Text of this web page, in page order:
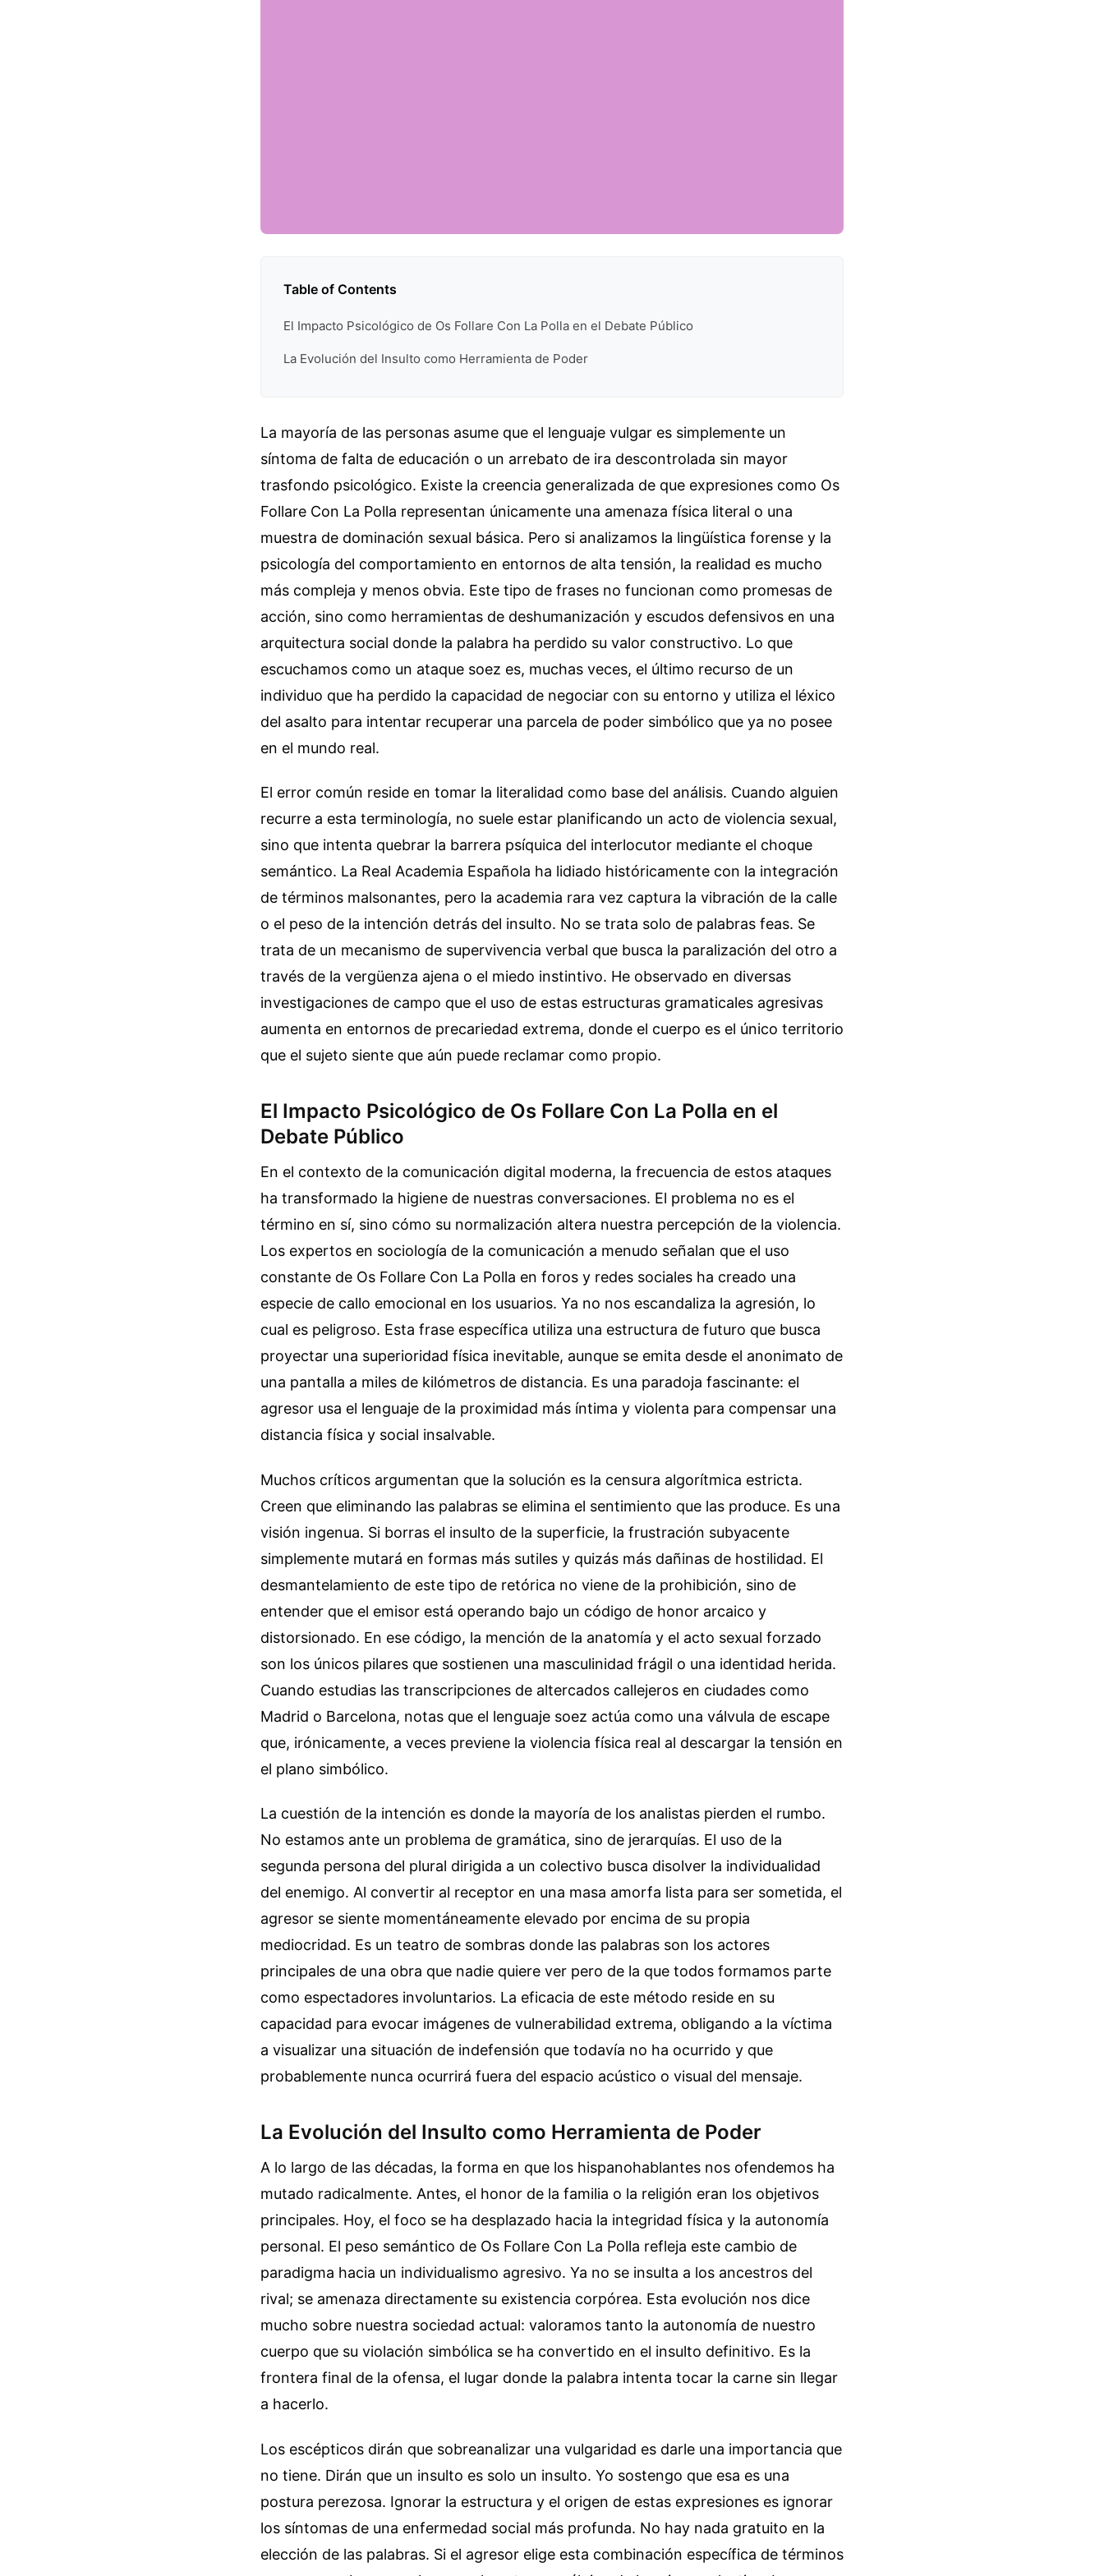
Table of Contents
El Impacto Psicológico de Os Follare Con La Polla en el Debate Público
La Evolución del Insulto como Herramienta de Poder
La mayoría de las personas asume que el lenguaje vulgar es simplemente un
síntoma de falta de educación o un arrebato de ira descontrolada sin mayor
trasfondo psicológico. Existe la creencia generalizada de que expresiones como Os
Follare Con La Polla representan únicamente una amenaza física literal o una
muestra de dominación sexual básica. Pero si analizamos la lingüística forense y la
psicología del comportamiento en entornos de alta tensión, la realidad es mucho
más compleja y menos obvia. Este tipo de frases no funcionan como promesas de
acción, sino como herramientas de deshumanización y escudos defensivos en una
arquitectura social donde la palabra ha perdido su valor constructivo. Lo que
escuchamos como un ataque soez es, muchas veces, el último recurso de un
individuo que ha perdido la capacidad de negociar con su entorno y utiliza el léxico
del asalto para intentar recuperar una parcela de poder simbólico que ya no posee
en el mundo real.
El error común reside en tomar la literalidad como base del análisis. Cuando alguien
recurre a esta terminología, no suele estar planificando un acto de violencia sexual,
sino que intenta quebrar la barrera psíquica del interlocutor mediante el choque
semántico. La Real Academia Española ha lidiado históricamente con la integración
de términos malsonantes, pero la academia rara vez captura la vibración de la calle
o el peso de la intención detrás del insulto. No se trata solo de palabras feas. Se
trata de un mecanismo de supervivencia verbal que busca la paralización del otro a
través de la vergüenza ajena o el miedo instintivo. He observado en diversas
investigaciones de campo que el uso de estas estructuras gramaticales agresivas
aumenta en entornos de precariedad extrema, donde el cuerpo es el único territorio
que el sujeto siente que aún puede reclamar como propio.
El Impacto Psicológico de Os Follare Con La Polla en el
Debate Público
En el contexto de la comunicación digital moderna, la frecuencia de estos ataques
ha transformado la higiene de nuestras conversaciones. El problema no es el
término en sí, sino cómo su normalización altera nuestra percepción de la violencia.
Los expertos en sociología de la comunicación a menudo señalan que el uso
constante de Os Follare Con La Polla en foros y redes sociales ha creado una
especie de callo emocional en los usuarios. Ya no nos escandaliza la agresión, lo
cual es peligroso. Esta frase específica utiliza una estructura de futuro que busca
proyectar una superioridad física inevitable, aunque se emita desde el anonimato de
una pantalla a miles de kilómetros de distancia. Es una paradoja fascinante: el
agresor usa el lenguaje de la proximidad más íntima y violenta para compensar una
distancia física y social insalvable.
Muchos críticos argumentan que la solución es la censura algorítmica estricta.
Creen que eliminando las palabras se elimina el sentimiento que las produce. Es una
visión ingenua. Si borras el insulto de la superficie, la frustración subyacente
simplemente mutará en formas más sutiles y quizás más dañinas de hostilidad. El
desmantelamiento de este tipo de retórica no viene de la prohibición, sino de
entender que el emisor está operando bajo un código de honor arcaico y
distorsionado. En ese código, la mención de la anatomía y el acto sexual forzado
son los únicos pilares que sostienen una masculinidad frágil o una identidad herida.
Cuando estudias las transcripciones de altercados callejeros en ciudades como
Madrid o Barcelona, notas que el lenguaje soez actúa como una válvula de escape
que, irónicamente, a veces previene la violencia física real al descargar la tensión en
el plano simbólico.
La cuestión de la intención es donde la mayoría de los analistas pierden el rumbo.
No estamos ante un problema de gramática, sino de jerarquías. El uso de la
segunda persona del plural dirigida a un colectivo busca disolver la individualidad
del enemigo. Al convertir al receptor en una masa amorfa lista para ser sometida, el
agresor se siente momentáneamente elevado por encima de su propia
mediocridad. Es un teatro de sombras donde las palabras son los actores
principales de una obra que nadie quiere ver pero de la que todos formamos parte
como espectadores involuntarios. La eficacia de este método reside en su
capacidad para evocar imágenes de vulnerabilidad extrema, obligando a la víctima
a visualizar una situación de indefensión que todavía no ha ocurrido y que
probablemente nunca ocurrirá fuera del espacio acústico o visual del mensaje.
La Evolución del Insulto como Herramienta de Poder
A lo largo de las décadas, la forma en que los hispanohablantes nos ofendemos ha
mutado radicalmente. Antes, el honor de la familia o la religión eran los objetivos
principales. Hoy, el foco se ha desplazado hacia la integridad física y la autonomía
personal. El peso semántico de Os Follare Con La Polla refleja este cambio de
paradigma hacia un individualismo agresivo. Ya no se insulta a los ancestros del
rival; se amenaza directamente su existencia corpórea. Esta evolución nos dice
mucho sobre nuestra sociedad actual: valoramos tanto la autonomía de nuestro
cuerpo que su violación simbólica se ha convertido en el insulto definitivo. Es la
frontera final de la ofensa, el lugar donde la palabra intenta tocar la carne sin llegar
a hacerlo.
Los escépticos dirán que sobreanalizar una vulgaridad es darle una importancia que
no tiene. Dirán que un insulto es solo un insulto. Yo sostengo que esa es una
postura perezosa. Ignorar la estructura y el origen de estas expresiones es ignorar
los síntomas de una enfermedad social más profunda. No hay nada gratuito en la
elección de las palabras. Si el agresor elige esta combinación específica de términos